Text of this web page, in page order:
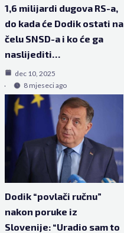
1,6 milijardi dugova RS-a,
do kada će Dodik ostati na
čelu SNSD-a i ko će ga
naslijediti…
dec 10, 2025
8 mjeseci ago
Dodik “povlači ručnu”
nakon poruke iz
Slovenije: “Uradio sam to